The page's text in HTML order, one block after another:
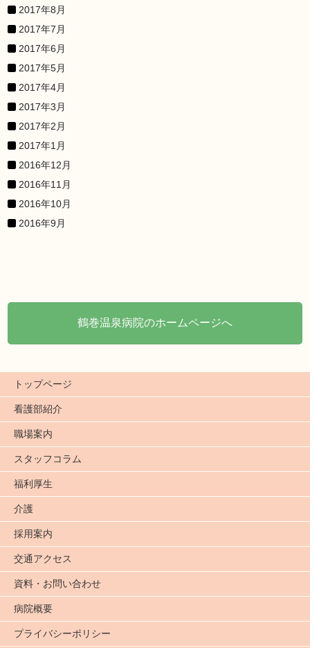
2017年8月
2017年7月
2017年6月
2017年5月
2017年4月
2017年3月
2017年2月
2017年1月
2016年12月
2016年11月
2016年10月
2016年9月
鶴巻温泉病院のホームページへ
トップページ
看護部紹介
職場案内
スタッフコラム
福利厚生
介護
採用案内
交通アクセス
資料・お問い合わせ
病院概要
プライバシーポリシー